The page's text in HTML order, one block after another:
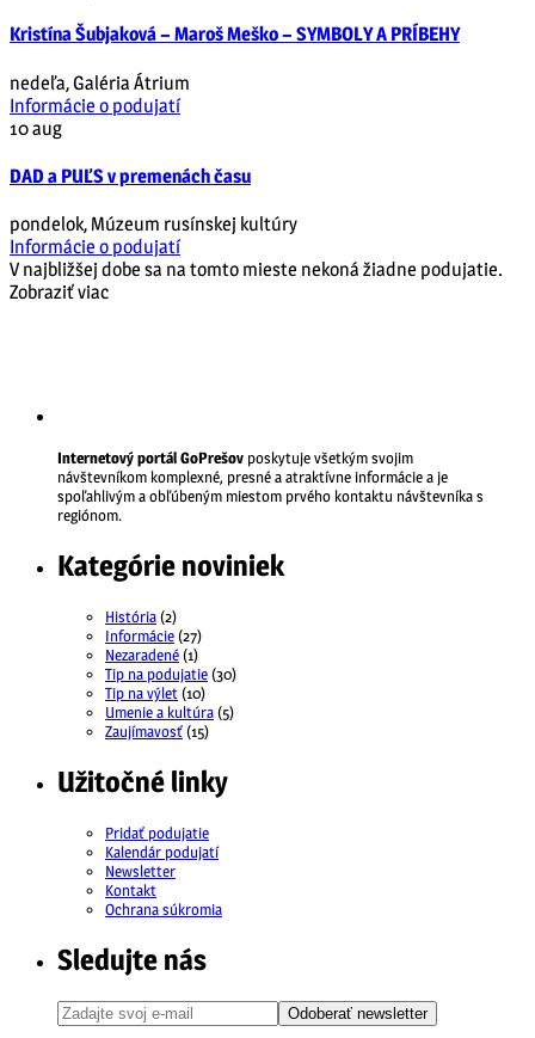
Kristína Šubjaková – Maroš Meško – SYMBOLY A PRÍBEHY
nedeľa,Galéria Átrium
Informácie o podujatí
10aug
DAD a PUĽS v premenách času
pondelok, Múzeum rusínskej kultúry
Informácie o podujatí
V najbližšej dobe sa na tomto mieste nekoná žiadne podujatie.
Zobraziť viac
Internetový portál GoPrešov poskytuje všetkým svojim
návštevníkom komplexné, presné a atraktívne informácie a je
spoľahlivým a obľúbeným miestom prvého kontaktu návštevníka s
regiónom.
Kategórie noviniek
História(2)
Informácie(27)
Nezaradené(1)
Tip na podujatie(30)
Tip na výlet(10)
Umenie a kultúra(5)
Zaujímavosť(15)
Užitočné linky
Pridať podujatie
Kalendár podujatí
Newsletter
Kontakt
Ochrana súkromia
Sledujte nás
Odoberať newsletter